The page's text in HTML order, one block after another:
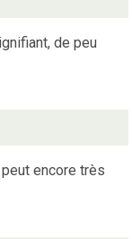
de peu
encore très